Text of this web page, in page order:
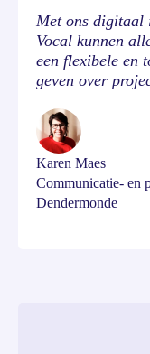
Met ons digitaal
Vocal kunnen
een flexibele en
geven over
Karen Maes
Communicatie- en
Dendermonde